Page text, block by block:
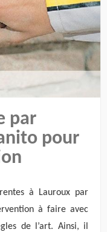
par
pour
à Lauroux par
à faire avec
de l’art. Ainsi, il